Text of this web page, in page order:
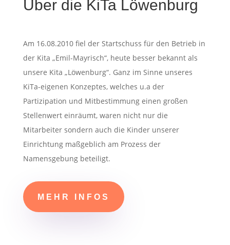
Über die KiTa Löwenburg
Am 16.08.2010 fiel der Startschuss für den Betrieb in
der Kita „Emil-Mayrisch“, heute besser bekannt als
unsere Kita „Löwenburg“. Ganz im Sinne unseres
KiTa-eigenen Konzeptes, welches u.a der
Partizipation und Mitbestimmung einen großen
Stellenwert einräumt, waren nicht nur die
Mitarbeiter sondern auch die Kinder unserer
Einrichtung maßgeblich am Prozess der
Namensgebung beteiligt.
MEHR INFOS